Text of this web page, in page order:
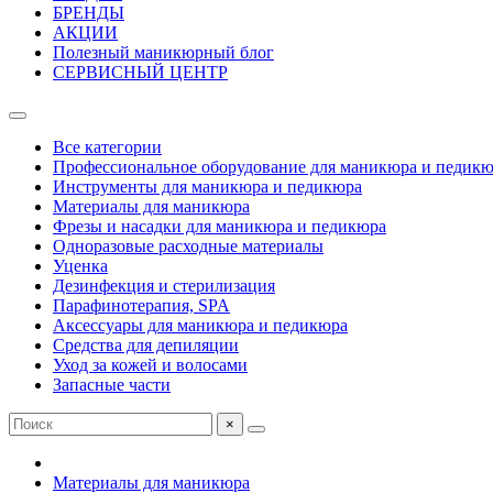
БРЕНДЫ
АКЦИИ
Полезный маникюрный блог
СЕРВИСНЫЙ ЦЕНТР
Все категории
Профессиональное оборудование для маникюра и
Инструменты для маникюра и педикюра
Материалы для маникюра
Фрезы и насадки для маникюра и педикюра
Одноразовые расходные материалы
Уценка
Дезинфекция и стерилизация
Парафинотерапия, SPA
Аксессуары для маникюра и педикюра
Средства для депиляции
Уход за кожей и волосами
Запасные части
×
Материалы для маникюра